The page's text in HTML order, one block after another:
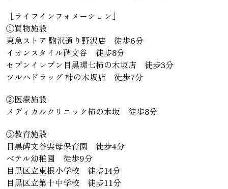
［ライフインフォメーション］
①買物施設
東急ストア 駒沢通り野沢店 徒歩6分
イオンスタイル碑文谷 徒歩8分
セブンイレブン目黒環七柿の木坂店 徒歩3分
ツルハドラッグ 柿の木坂店 徒歩7分
②医療施設
メディカルクリニック柿の木坂 徒歩8分
③教育施設
目黒碑文谷雲母保育園 徒歩4分
ベテル幼稚園 徒歩9分
目黒区立東根小学校 徒歩14分
目黒区立第十中学校 徒歩11分